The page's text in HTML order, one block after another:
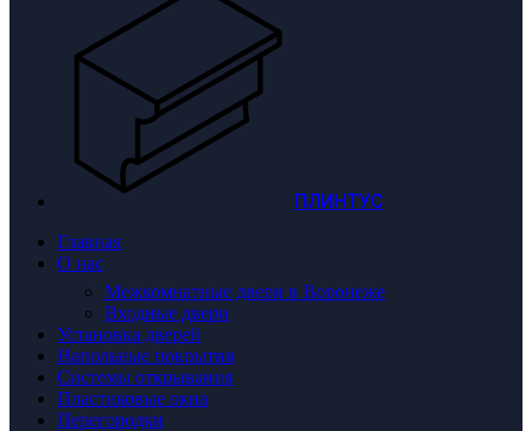
ПЛИНТУС
Главная
О нас
Межкомнатные двери в Воронеже
Входные двери
Установка дверей
Напольные покрытия
Системы открывания
Пластиковые окна
Перегородки